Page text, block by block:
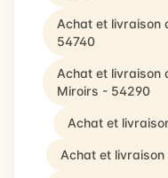
Achat et livraison
54740
Achat et livraison
Miroirs - 54290
Achat et
Achat et livraison